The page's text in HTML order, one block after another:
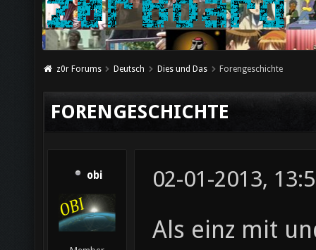
z0r Forums Deutsch Dies und Das Forengeschichte
FORENGESCHICHTE
obi 02-01-2013,
Als einz mit